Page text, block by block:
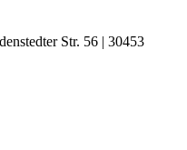
Str. 56 | 30453